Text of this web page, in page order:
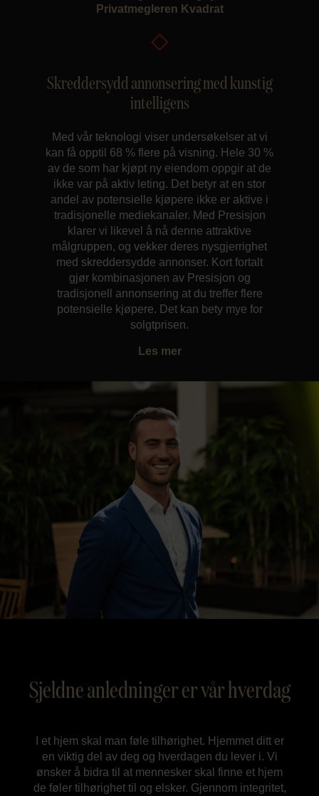
Privatmegleren Kvadrat
Skreddersydd annonsering med kunstig
intelligens
Med vår teknologi viser undersøkelser at vi
kan få opptil 68 % flere på visning. Hele 30 %
av de som har kjøpt ny eiendom oppgir at de
ikke var på aktiv leting. Det betyr at en stor
andel av potensielle kjøpere ikke er aktive i
tradisjonelle mediekanaler. Med Presisjon
klarer vi likevel å nå denne attraktive
målgruppen, og vekker deres nysgjerrighet
med skreddersydde annonser. Kort fortalt
gjør kombinasjonen av Presisjon og
tradisjonell annonsering at du treffer flere
potensielle kjøpere. Det kan bety mye for
solgtprisen.
Les mer
Sjeldne anledninger er vår hverdag
I et hjem skal man føle tilhørighet. Hjemmet ditt er
en viktig del av deg og hverdagen du lever i. Vi
ønsker å bidra til at mennesker skal finne et hjem
de føler tilhørighet til og elsker. Gjennom integritet,